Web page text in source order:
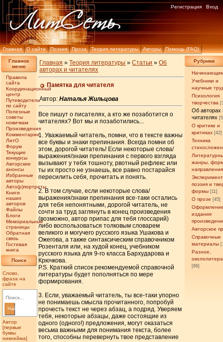
Главная О сайте Поэзия Проза Теория литературы Авторы Помощь (FAQ)
Регистрация Вход
Главное
меню
Правила
сайта
Координационный
центр
Путеводитель
по сайту
Полезные
советы
новичкам
Произведения
Комментарии
ЛитО
Форум
Текущие
конкурсы
Авторские
анонсы
Избранные
авторы
Авто(р)портреты
Книги
наших
авторов
Файлы
Блоги
Мемориальные
страницы
Обратная
связь
Гостевая
книга
Поиск
Слово,
фраза на
сайте
Найти
Автор
[первые
буквы
никнейма]
Рубрики
Учебники и
научные
Психология
творчества
Об авторах
читателях
О критике и
критиках [42]
Техника
жанры,
направления
поэзия и
формы [11]
О прозе [45]
издание
Авторское
Справочные
материалы
Разное,
[86]
Главная »Теория литературы »Статьи »Об
авторах и читателях
Памятка для читателя
Автор:Наталья Жильцова
Все пишут о писателях, а кто же позаботится о
читателях? Вот мы и позаботились...
1. Уважаемый читатель, помни, что в тексте важны
все буквы и знаки препинания. Всегда помни об
этом, дорогой читатель! Если некоторые слова/
выражения/знаки препинания с первого взгляда
вызывают у тебя тошноту, рвотный рефлекс или
ты их просто не узнаешь, все равно постарайся
пересилить себя, прочитать и понять.
2. В том случае, если некоторые слова/
выражения/знаки препинания все-таки остались
для тебя непонятными, дорогой читатель, не
сочти за труд заглянуть в конец произведения
(возможно, автор припас для тебя глоссарий)
либо воспользоваться толковым словарем
великого и могучего русского языка Ушакова и
Ожегова, а также синтаксическим справочником
Розенталя или, на худой конец, учебником
русского языка для 9-го класса Бархударова и
Крючкова.
P.S. Краткий список рекомендуемой справочной
литературы будет пополняться по мере
формирования.
3. Если, уважаемый читатель, ты все-таки упорно
не понимаешь смысла прочитанного, попробуй
прочесть текст не через абзац, а подряд. Уверяем
тебя, некоторые абзацы, даже состоящие из
одного (одного!) предложения, могут оказаться
весьма важными для понимания текста, более
того, способны перевернуть твое представление